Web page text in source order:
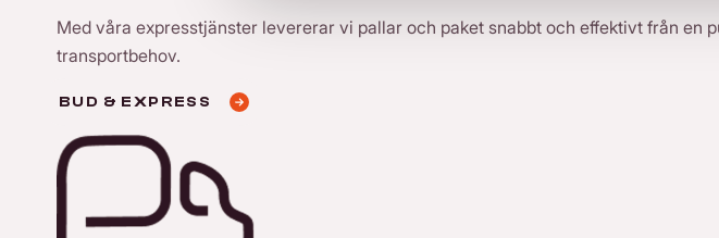
Med våra expresstjänster levererar vi pallar och paket snabbt och effektivt från en
transportbehov.
BUD & EXPRESS